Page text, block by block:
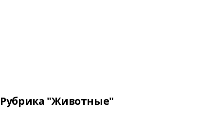
Рубрика "Животные"